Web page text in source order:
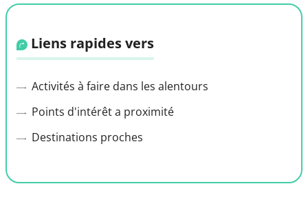
Liens rapides vers
Activités à faire dans les alentours
Points d'intérêt a proximité
Destinations proches